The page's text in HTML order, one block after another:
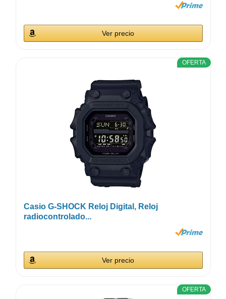
Ver precio
OFERTA
Casio G-SHOCK Reloj Digital, Reloj
radiocontrolado...
Ver precio
OFERTA